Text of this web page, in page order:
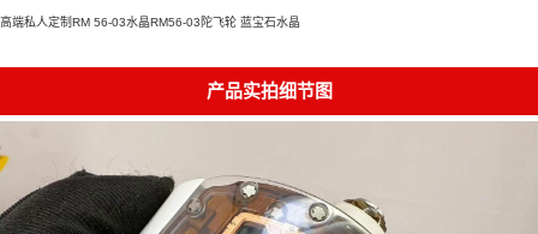
高端私人定制RM 56-03水晶RM56-03陀飞轮 蓝宝石水晶
产品实拍细节图